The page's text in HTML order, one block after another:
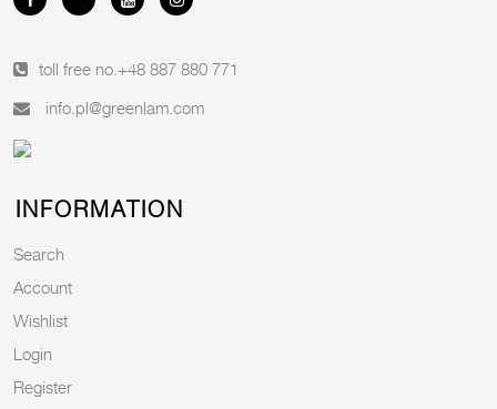
toll free no. +48 887 880 771
info.pl@greenlam.com
INFORMATION
Search
Account
Wishlist
Login
Register